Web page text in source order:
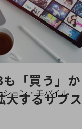
地域課題の解決や
に取り組みます
創
Platform)
ション・モバイル
ョンTOP
「買う」か
大するサブ